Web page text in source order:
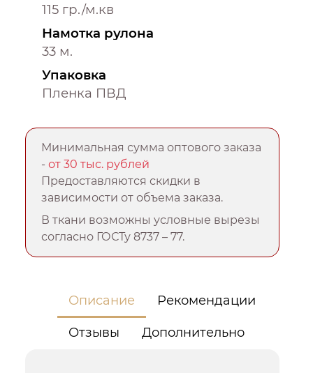
115 гр./м.кв
Намотка рулона
33 м.
Упаковка
Пленка ПВД
Минимальная сумма оптового заказа
-от 30 тыс. рублей
Предоставляются скидки в
зависимости от объема заказа.
В ткани возможны условные вырезы
согласно ГОСТу 8737 – 77.
Описание Рекомендации
Отзывы Дополнительно